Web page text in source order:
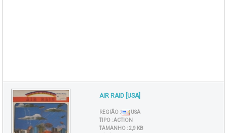
AIR RAID [USA]
REGIÃO :
USA
TIPO :ACTION
TAMANHO :2,9 KB